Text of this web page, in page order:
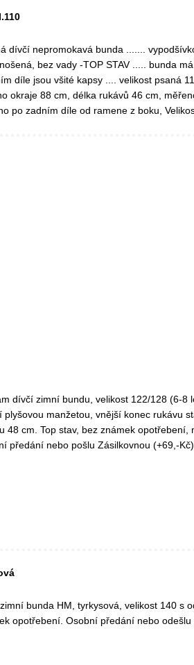
dívčí nepromokavá bunda .......
bez vady -TOP STAV ..... bunda
díle jsou všité kapsy .... velikost psaná
okraje 88 cm, délka rukávů 46 cm,
po zadním díle od ramene z boku,
dívčí zimní bundu, velikost 122/128 (6-8
plyšovou manžetou, vnější konec rukávu
48 cm. Top stav, bez známek opotřebení,
předání nebo pošlu Zásilkovnou (+69,-Kč).
bunda HM, tyrkysová, velikost 140 s
opotřebení. Osobní předání nebo odešlu